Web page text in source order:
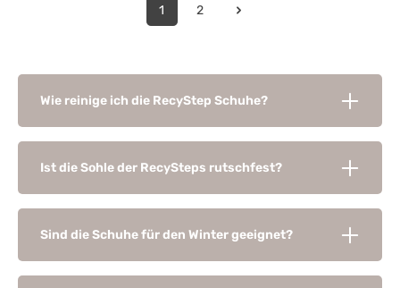
1 2
Wie reinige ich die RecyStep Schuhe?
Ist die Sohle der RecySteps rutschfest?
Sind die Schuhe für den Winter geeignet?